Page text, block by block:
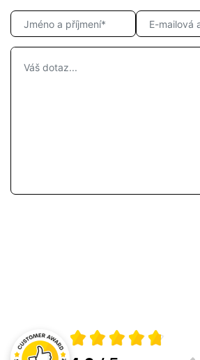
Průměrné hodnocení 4.8 z 5